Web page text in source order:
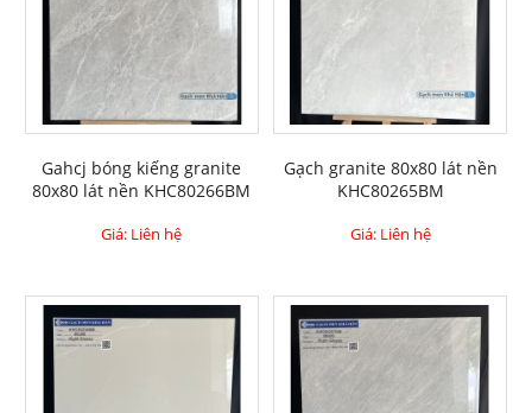
Gahcj bóng kiếng granite
80x80 lát nền KHC80266BM
Giá: Liên hệ
Gạch granite 80x80 lát nền
KHC80265BM
Giá: Liên hệ